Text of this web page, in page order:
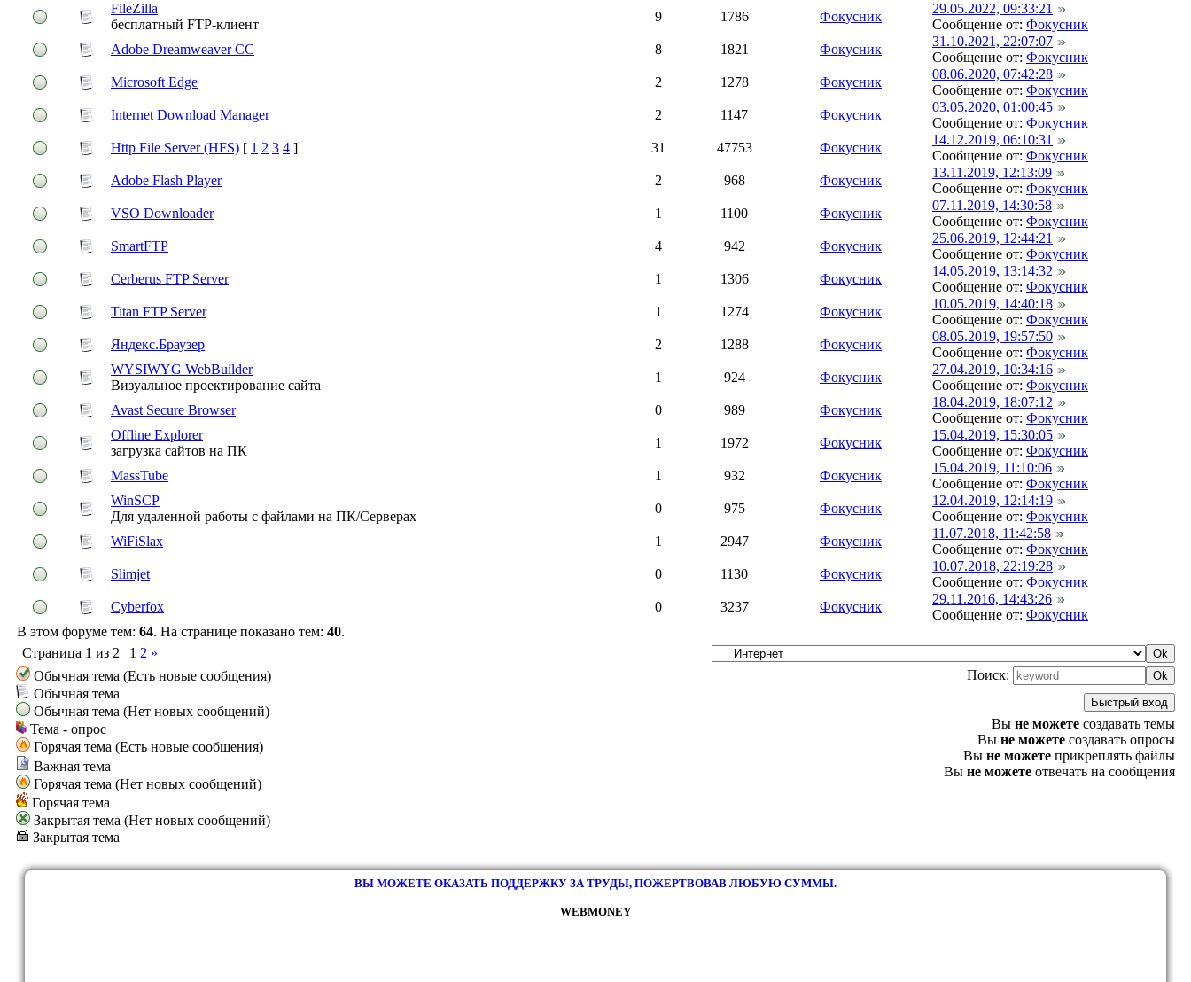
FileZilla
бесплатный FTP-клиент
9 1786 Фокусник
29.05.2022, 09:33:21
Сообщение от: Фокусник
Adobe Dreamweaver CC
8 1821 Фокусник
31.10.2021, 22:07:07
Сообщение от: Фокусник
Microsoft Edge
2 1278 Фокусник
08.06.2020, 07:42:28
Сообщение от: Фокусник
Internet Download Manager
2 1147 Фокусник
03.05.2020, 01:00:45
Сообщение от: Фокусник
Http File Server (HFS) [ 1 2 3 4 ] 31 47753 Фокусник
14.12.2019, 06:10:31
Сообщение от: Фокусник
Adobe Flash Player
2 968 Фокусник
13.11.2019, 12:13:09
Сообщение от: Фокусник
VSO Downloader
1 1100 Фокусник
07.11.2019, 14:30:58
Сообщение от: Фокусник
SmartFTP
4 942 Фокусник
25.06.2019, 12:44:21
Сообщение от: Фокусник
Cerberus FTP Server
1 1306 Фокусник
14.05.2019, 13:14:32
Сообщение от: Фокусник
Titan FTP Server
1 1274 Фокусник
10.05.2019, 14:40:18
Сообщение от: Фокусник
Яндекс.Браузер
2 1288 Фокусник
08.05.2019, 19:57:50
Сообщение от: Фокусник
WYSIWYG WebBuilder
Визуальное проектирование сайта
1 924 Фокусник
27.04.2019, 10:34:16
Сообщение от: Фокусник
Avast Secure Browser
0 989 Фокусник
18.04.2019, 18:07:12
Сообщение от: Фокусник
Offline Explorer
загрузка сайтов на ПК
1 1972 Фокусник
15.04.2019, 15:30:05
Сообщение от: Фокусник
MassTube
1 932 Фокусник
15.04.2019, 11:10:06
Сообщение от: Фокусник
WinSCP
Для удаленной работы с файлами на ПК/Серверах
0 975 Фокусник
12.04.2019, 12:14:19
Сообщение от: Фокусник
WiFiSlax
1 2947 Фокусник
11.07.2018, 11:42:58
Сообщение от: Фокусник
Slimjet
0 1130 Фокусник
10.07.2018, 22:19:28
Сообщение от: Фокусник
Cyberfox
0 3237 Фокусник
29.11.2016, 14:43:26
Сообщение от: Фокусник
В этом форуме тем: 64. На странице показано тем: 40.
Страница 1 из 2 1 2 »
Обычная тема (Есть новые сообщения)
Обычная тема
Обычная тема (Нет новых сообщений)
Тема - опрос
Горячая тема (Есть новые сообщения)
Важная тема
Горячая тема (Нет новых сообщений)
Горячая тема
Закрытая тема (Нет новых сообщений)
Закрытая тема
Поиск:
Вы не можете создавать темы
Вы не можете создавать опросы
Вы не можете прикреплять файлы
Вы не можете отвечать на сообщения
ВЫ МОЖЕТЕ ОКАЗАТЬ ПОДДЕРЖКУ ЗА ТРУДЫ, ПОЖЕРТВОВАВ ЛЮБУЮ СУММЫ.
WEBMONEY